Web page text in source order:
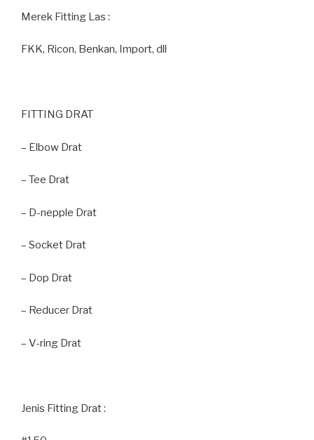
Merek Fitting Las :
FKK, Ricon, Benkan, Import, dll
FITTING DRAT
– Elbow Drat
– Tee Drat
– D-nepple Drat
– Socket Drat
– Dop Drat
– Reducer Drat
– V-ring Drat
Jenis Fitting Drat :